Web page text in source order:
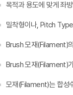
목적과 용도에 맞게 좌
밀착형이나, Pitch
Brush 모재(Filament)
Brush 모재(Filament)
모재(Filament)는 합성